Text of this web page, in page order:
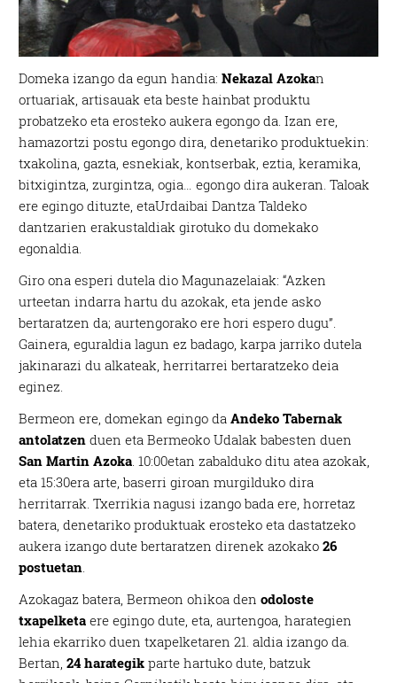
Domeka izango da egun handia:Nekazal Azokan
ortuariak, artisauak eta beste hainbat produktu
probatzeko eta erosteko aukera egongo da. Izan ere,
hamazortzi postu egongo dira, denetariko produktuekin:
txakolina, gazta, esnekiak, kontserbak, eztia, keramika,
bitxigintza, zurgintza, ogia… egongo dira aukeran. Taloak
ere egingo dituzte, etaUrdaibai Dantza Taldeko
dantzarien erakustaldiak girotuko du domekako
egonaldia.
Giro ona esperi dutela dio Magunazelaiak: “Azken
urteetan indarra hartu du azokak, eta jende asko
bertaratzen da; aurtengorako ere hori espero dugu”.
Gainera, eguraldia lagun ez badago, karpa jarriko dutela
jakinarazi du alkateak, herritarrei bertaratzeko deia
eginez.
Bermeon ere, domekan egingo da Andeko Tabernak
antolatzen duen eta Bermeoko Udalak babesten duen
San Martin Azoka . 10:00etan zabalduko ditu atea azokak,
eta 15:30era arte, baserri giroan murgilduko dira
herritarrak. Txerrikia nagusi izango bada ere, horretaz
batera, denetariko produktuak erosteko eta dastatzeko
aukera izango dute bertaratzen direnek azokako26
postuetan
Azokagaz batera, Bermeon ohikoa denodoloste
txapelketa ere egingo dute, eta, aurtengoa, harategien
lehia ekarriko duen txapelketaren 21. aldia izango da.
Bertan, 24 harategik parte hartuko dute, batzuk